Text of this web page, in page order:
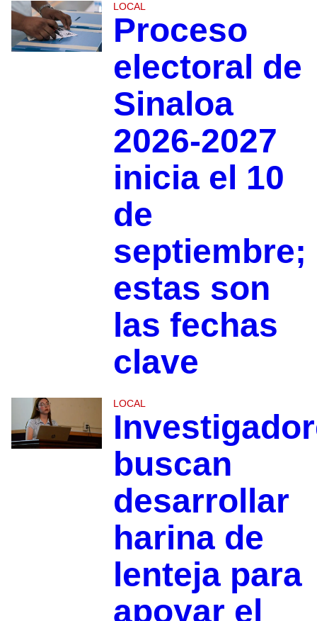
LOCAL
Proceso
electoral de
Sinaloa
2026-2027
inicia el 10
de
septiembre;
estas son
las fechas
clave
LOCAL
buscan
desarrollar
harina de
lenteja para
apoyar el